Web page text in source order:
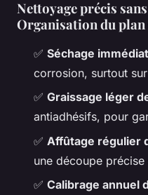
Nettoyage précis
Organisation du
✅ Séchage immédiat
corrosion, surtout
✅ Graissage léger
antiadhésifs, pour
✅ Affûtage régulier
une découpe
✅ Calibrage annuel